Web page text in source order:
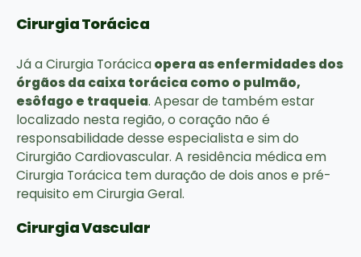
Cirurgia Torácica
Já a Cirurgia Torácicaopera as enfermidades dos
órgãos da caixa torácica como o pulmão,
esôfago e traqueia. Apesar de também estar
localizado nesta região, o coração não é
responsabilidade desse especialista e sim do
Cirurgião Cardiovascular. A residência médica em
Cirurgia Torácica tem duração de dois anos e pré-
requisito em Cirurgia Geral.
Cirurgia Vascular